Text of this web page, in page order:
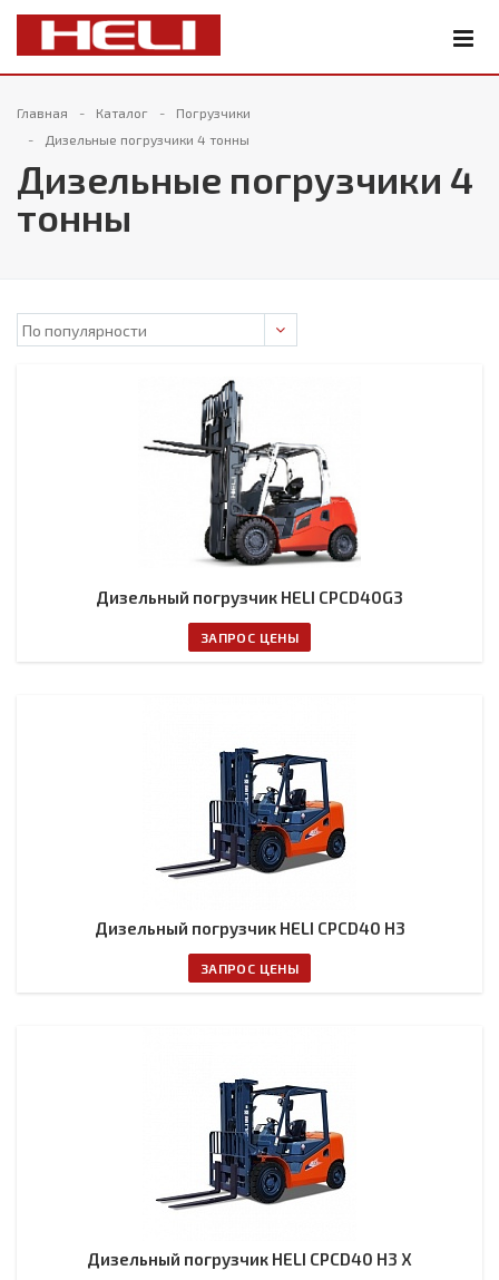
Главная Каталог
Погрузчики
Дизельные погрузчики 4 тонны
Дизельные погрузчики 4
тонны
Дизельный погрузчик HELI CPCD40G3
ЗАПРОС ЦЕНЫ
Дизельный погрузчик HELI CPCD40 H3
ЗАПРОС ЦЕНЫ
Дизельный погрузчик HELI CPCD40 H3 X